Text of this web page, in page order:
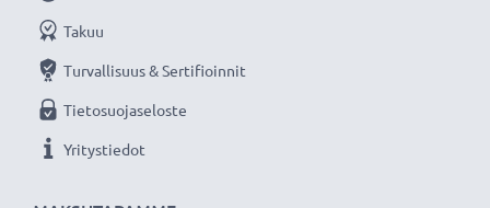
Takuu
Turvallisuus & Sertifioinnit
Tietosuojaseloste
Yritystiedot